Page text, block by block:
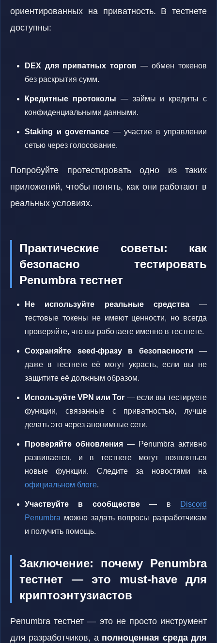
ориентированных на приватность. В тестнете
доступны:
DEX для приватных торгов — обмен токенов
без раскрытия сумм.
Кредитные протоколы — займы и кредиты с
конфиденциальными данными.
Staking и governance — участие в управлении
сетью через голосование.
Попробуйте протестировать одно из таких
приложений, чтобы понять, как они работают в
реальных условиях.
Практические советы: как
безопасно тестировать
Penumbra тестнет
Не используйте реальные средства—
тестовые токены не имеют ценности, но всегда
проверяйте, что вы работаете именно в тестнете.
Сохраняйте seed-фразу в безопасности —
даже в тестнете её могут украсть, если вы не
защитите её должным образом.
Используйте VPN или Tor — если вы тестируете
функции, связанные с приватностью, лучше
делать это через анонимные сети.
Проверяйте обновления — Penumbra активно
развивается, и в тестнете могут появляться
новые функции. Следите за новостями на
официальном блоге.
Участвуйте в сообществе— в
Discord
Penumbra можно задать вопросы разработчикам
и получить помощь.
Заключение: почему Penumbra
тестнет — это must-have для
криптоэнтузиастов
Penumbra тестнет — это не просто инструмент
для разработчиков, а полноценная среда для